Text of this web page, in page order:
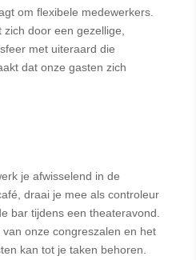
om flexibele medewerkers.
door een gezellige,
met uiteraard die
dat onze gasten zich
je afwisselend in de
draai je mee als controleur
bar tijdens een theateravond.
onze congreszalen en het
kan tot je taken behoren.